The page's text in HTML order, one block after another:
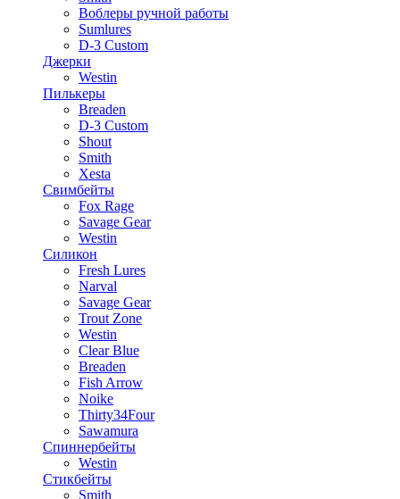
Воблеры ручной работы
Sumlures
D-3 Custom
Джерки
Westin
Пилькеры
Breaden
D-3 Custom
Shout
Smith
Xesta
Свимбейты
Fox Rage
Savage Gear
Westin
Силикон
Fresh Lures
Narval
Savage Gear
Trout Zone
Westin
Clear Blue
Breaden
Fish Arrow
Noike
Thirty34Four
Sawamura
Спиннербейты
Westin
Стикбейты
Smith